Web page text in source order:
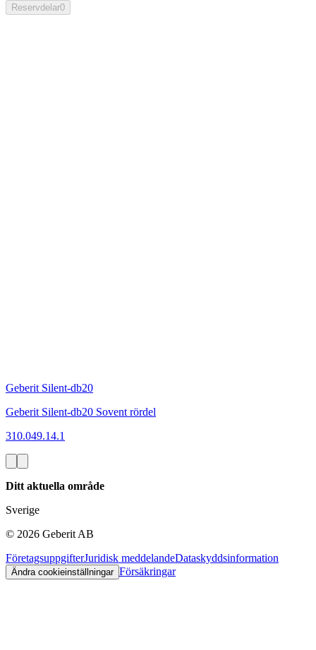
Reservdelar0
Geberit Silent-db20
Geberit Silent-db20 Sovent rördel
310.049.14.1
Ditt aktuella område
Sverige
© 2026 Geberit AB
FöretagsuppgifterJuridisk meddelandeDataskyddsinformation
Ändra cookieinställningar Försäkringar